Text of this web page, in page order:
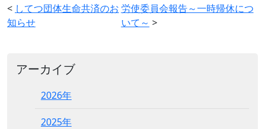
アーカイブ
2026年
2025年
< してつ団体生命共済のお
知らせ
労使委員会報告～一時帰休につ
いて～ >